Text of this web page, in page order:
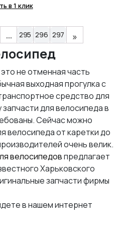
в 1 клик
… 295 296 297 »
не отменная часть
выходная прогулка с
средство для
для велосипеда в
Сейчас можно
велосипеда от каретки до
очень велик.
велосипедовпредлагает
Харьковского
запчасти фирмы
в нашем интернет